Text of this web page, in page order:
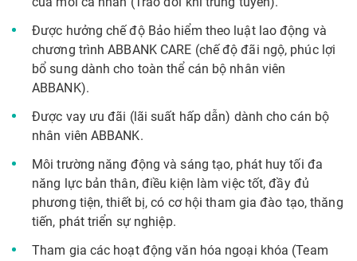
Được hưởng chế độ Bảo hiểm theo luật lao động và
chương trình ABBANK CARE (chế độ đãi ngộ, phúc lợi
bổ sung dành cho toàn thể cán bộ nhân viên
ABBANK).
Được vay ưu đãi (lãi suất hấp dẫn) dành cho cán bộ
nhân viên ABBANK.
Môi trường năng động và sáng tạo, phát huy tối đa
năng lực bản thân, điều kiện làm việc tốt, đầy đủ
phương tiện, thiết bị, có cơ hội tham gia đào tạo, thăng
tiến, phát triển sự nghiệp.
Tham gia các hoạt động văn hóa ngoại khóa (Team